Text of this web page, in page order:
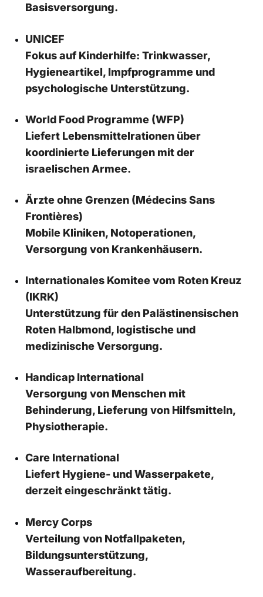
Basisversorgung.
UNICEF
Fokus auf Kinderhilfe: Trinkwasser,
Hygieneartikel, Impfprogramme und
psychologische Unterstützung.
World Food Programme (WFP)
Liefert Lebensmittelrationen über
koordinierte Lieferungen mit der
israelischen Armee.
Ärzte ohne Grenzen (Médecins Sans
Frontières)
Mobile Kliniken, Notoperationen,
Versorgung von Krankenhäusern.
Internationales Komitee vom Roten Kreuz
(IKRK)
Unterstützung für den Palästinensischen
Roten Halbmond, logistische und
medizinische Versorgung.
Handicap International
Versorgung von Menschen mit
Behinderung, Lieferung von Hilfsmitteln,
Physiotherapie.
Care International
Liefert Hygiene- und Wasserpakete,
derzeit eingeschränkt tätig.
Mercy Corps
Verteilung von Notfallpaketen,
Bildungsunterstützung,
Wasseraufbereitung.